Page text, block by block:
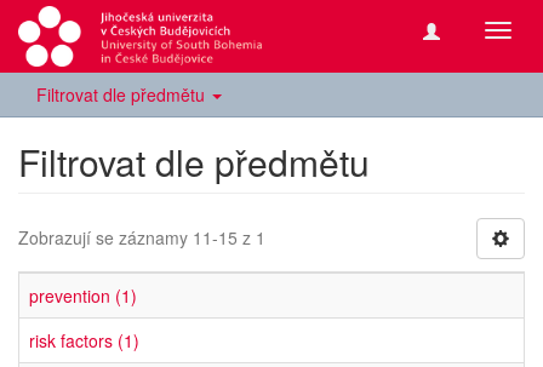
Filtrovat dle předmětu
Filtrovat dle předmětu
Zobrazují se záznamy 11-15 z 1
prevention (1)
risk factors (1)